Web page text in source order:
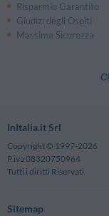
Risparmio Garantito
Giudizi degli Ospiti
Massima Sicurezza
InItalia.it Srl
Copyright © 1997-2026
P.iva 08320750964
Tutti i diritti Riservati
Sitemap